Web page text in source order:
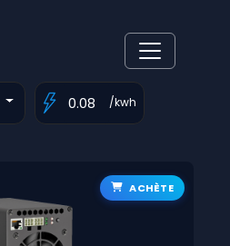
/kwh
ACHÈTE